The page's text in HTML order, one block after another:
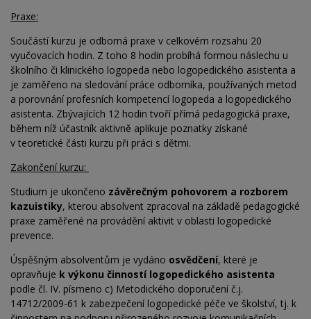
Praxe:
Součástí kurzu je odborná praxe v celkovém rozsahu 20
vyučovacích hodin. Z toho 8 hodin probíhá formou náslechu u
školního či klinického logopeda nebo logopedického asistenta a
je zaměřeno na sledování práce odborníka, používaných metod
a porovnání profesních kompetencí logopeda a logopedického
asistenta. Zbývajících 12 hodin tvoří přímá pedagogická praxe,
během níž účastník aktivně aplikuje poznatky získané
v teoretické části kurzu při práci s dětmi.
Zakončení kurzu:
Studium je ukončeno závěrečným pohovorem a rozborem
kazuistiky, kterou absolvent zpracoval na základě pedagogické
praxe zaměřené na provádění aktivit v oblasti logopedické
prevence.
Úspěšným absolventům je vydáno osvědčení, které je
opravňuje k výkonu činností logopedického asistenta
podle čl. IV. písmeno c) Metodického doporučení č.j.
14712/2009-61 k zabezpečení logopedické péče ve školství, tj. k